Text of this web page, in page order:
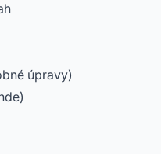
úpravy)